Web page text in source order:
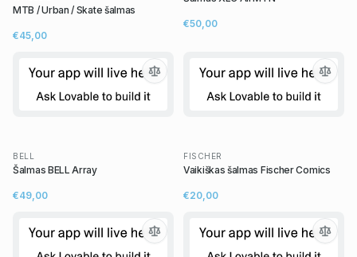
MTB / Urban / Skate šalmas
€45,00
€50,00
BELL
Šalmas BELL Array
€49,00
FISCHER
Vaikiškas šalmas Fischer Comics
€20,00